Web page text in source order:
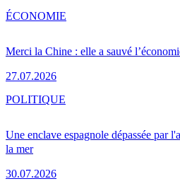
Merci la Chine : elle a sauvé
27.07.2026
ÉCONOMIE
Une enclave espagnole dépassée par
la mer
30.07.2026
POLITIQUE